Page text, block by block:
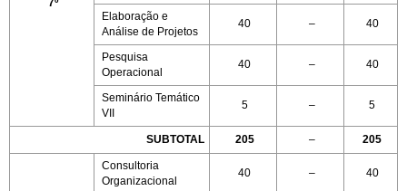
Elaboração e
Análise de Projetos
40 – 40
Pesquisa
Operacional
40 – 40
Seminário Temático
VII
5 – 5
SUBTOTAL 205 – 205
Consultoria
Organizacional
40 – 40